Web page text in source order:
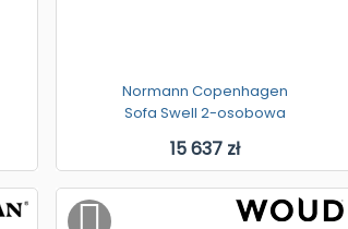
Normann Copenhagen
Sofa Swell 2-osobowa
15 637 zł